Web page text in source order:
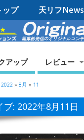
ップ 天リフNews
アップ レビュー
2022 » 8月 » 11
ブ: 2022年8月11日